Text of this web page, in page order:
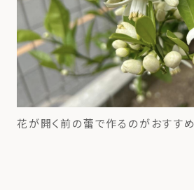
花が開く前の蕾で作るのがおすすめ